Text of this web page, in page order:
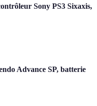
Sony PS3 Sixaxis,
Advance SP, batterie